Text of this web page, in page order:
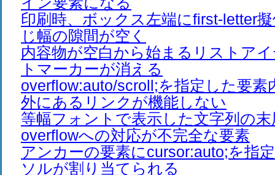
印刷時、ボックス左端にfirst-letter
じ幅の隙間が空く
内容物が空白から始まるリストア
トマーカーが消える
overflow:auto/scroll;を指定した要素
外にあるリンクが機能しない
等幅フォントで表示した文字列の
overflowへの対応が不完全な要素
アンカーの要素にcursor:auto;を指
ソルが割り当てられる